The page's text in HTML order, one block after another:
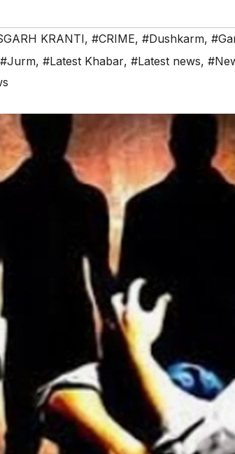
KRANTI, #CRIME, #Dushkarm,
#Jurm, #Latest Khabar, #Latest news,